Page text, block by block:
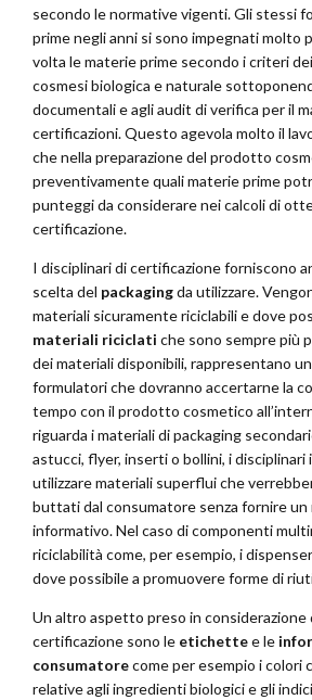
secondo le normative vigenti. Gli stessi
prime negli anni si sono impegnati molto
volta le materie prime secondo i criteri
cosmesi biologica e naturale
documentali e agli audit di verifica per il
certificazioni. Questo agevola molto il
che nella preparazione del prodotto
preventivamente quali materie prime
punteggi da considerare nei calcoli di
certificazione.
I disciplinari di certificazione forniscono
scelta del packagingda utilizzare.
materiali sicuramente riciclabili e dove
materiali riciclati che sono sempre più
dei materiali disponibili, rappresentano
formulatori che dovranno accertarne la
tempo con il prodotto cosmetico
riguarda i materiali di packaging
astucci, flyer, inserti o bollini, i disciplinari
utilizzare materiali superflui che
buttati dal consumatore senza fornire un
informativo. Nel caso di componenti
riciclabilità come, per esempio, i
dove possibile a promuovere forme di
Un altro aspetto preso in considerazione
certificazione sono le etichettee le
consumatorecome per esempio i colori
relative agli ingredienti biologici e gli